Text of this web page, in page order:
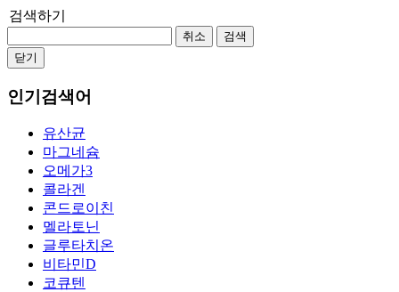
검색하기
취소
검색
닫기
인기검색어
유산균
마그네슘
오메가3
콜라겐
콘드로이친
멜라토닌
글루타치온
비타민D
코큐텐